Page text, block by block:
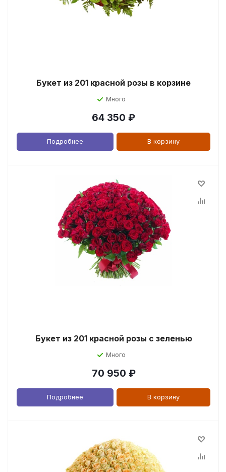
Букет из 201 красной розы в корзине
Много
64 350 ₽
Подробнее В корзину
Букет из 201 красной розы с зеленью
Много
70 950 ₽
Подробнее В корзину